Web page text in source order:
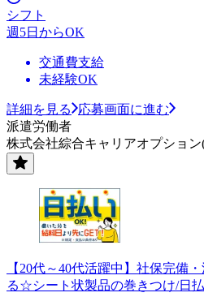
シフト
週5日からOK
交通費支給
未経験OK
詳細を見る
応募画面に進む
派遣労働者
株式会社綜合キャリアオプショ
【20代～40代活躍中】社保完備
る☆シート状製品の巻きつけ/日